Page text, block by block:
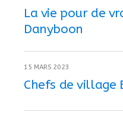
La vie pour de
Danyboon
15 MARS 2023
Chefs de village